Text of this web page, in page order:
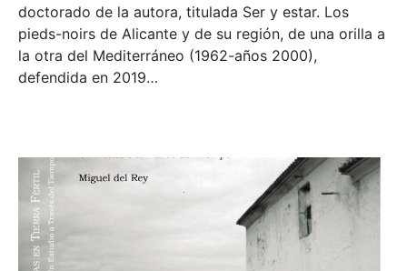
doctorado de la autora, titulada Ser y estar. Los
pieds-noirs de Alicante y de su región, de una orilla a
la otra del Mediterráneo (1962-años 2000),
defendida en 2019…